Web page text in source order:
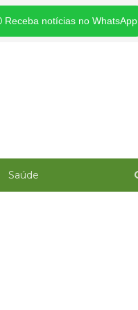
Receba notícias no WhatsApp
Saúde